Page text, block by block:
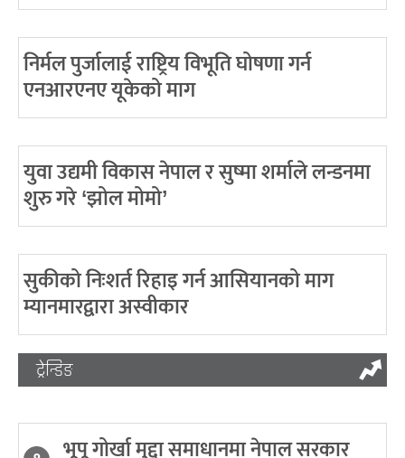
निर्मल पुर्जालाई राष्ट्रिय विभूति घोषणा गर्न
एनआरएनए यूकेको माग
युवा उद्यमी विकास नेपाल र सुष्मा शर्माले लन्डनमा
शुरु गरे ‘झोल मोमो’
सुकीको निःशर्त रिहाइ गर्न आसियानको माग
म्यानमारद्वारा अस्वीकार
ट्रेन्डिङ
भूपू गोर्खा मुद्दा समाधानमा नेपाल सरकार